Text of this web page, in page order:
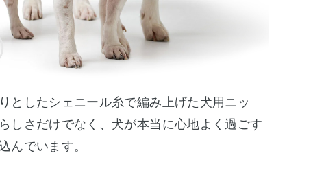
としたシェニール糸で編み上げた犬用ニッ
しさだけでなく、犬が本当に心地よく過ごす
んでいます。